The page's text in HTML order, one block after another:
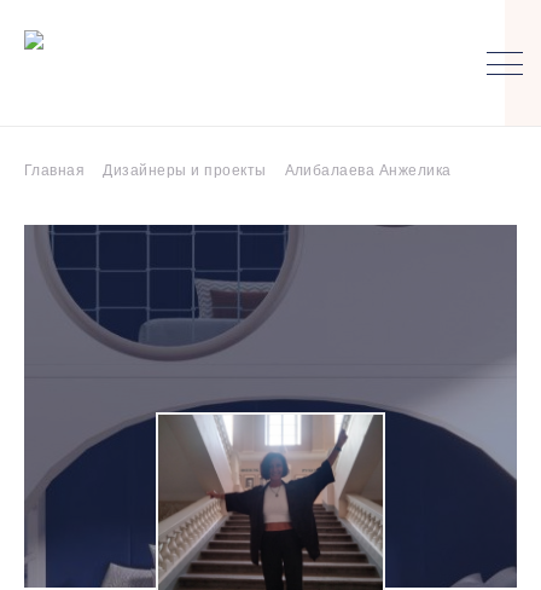
Главная Дизайнеры и проекты Алибалаева Анжелика